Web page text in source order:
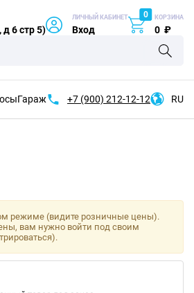
6 стр 5)
ЛИЧНЫЙ КАБИНЕТ
Вход
0 КОРЗИНА
0 ₽
Гараж +7 (900) 212-12-12 RU
режиме (видите розничные цены).
вам нужно войти под своим